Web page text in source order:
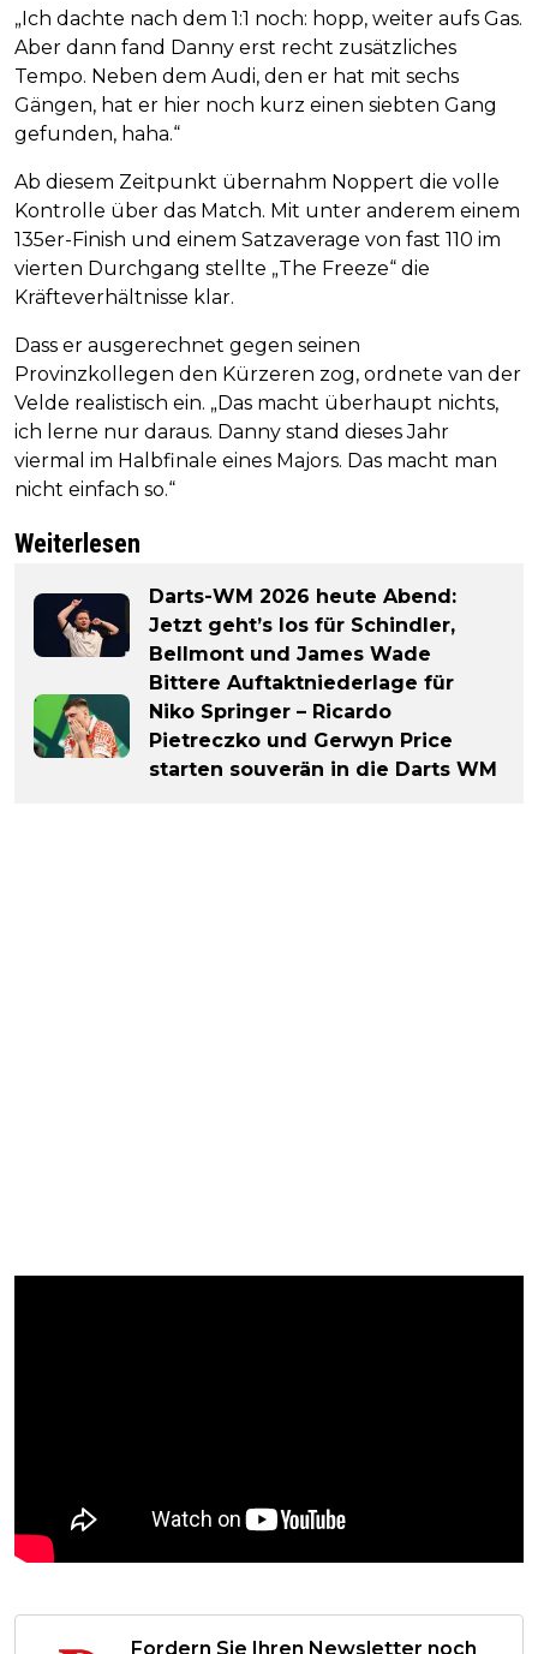
„Ich dachte nach dem 1:1 noch: hopp, weiter aufs Gas.
Aber dann fand Danny erst recht zusätzliches
Tempo. Neben dem Audi, den er hat mit sechs
Gängen, hat er hier noch kurz einen siebten Gang
gefunden, haha.“
Ab diesem Zeitpunkt übernahm Noppert die volle
Kontrolle über das Match. Mit unter anderem einem
135er-Finish und einem Satzaverage von fast 110 im
vierten Durchgang stellte „The Freeze“ die
Kräfteverhältnisse klar.
Dass er ausgerechnet gegen seinen
Provinzkollegen den Kürzeren zog, ordnete van der
Velde realistisch ein. „Das macht überhaupt nichts,
ich lerne nur daraus. Danny stand dieses Jahr
viermal im Halbfinale eines Majors. Das macht man
nicht einfach so.“
Weiterlesen
Darts-WM 2026 heute Abend:
Jetzt geht’s los für Schindler,
Bellmont und James Wade
Bittere Auftaktniederlage für
Niko Springer – Ricardo
Pietreczko und Gerwyn Price
starten souverän in die Darts WM
Fordern Sie Ihren Newsletter noch